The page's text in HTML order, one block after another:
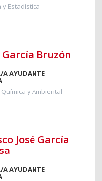
y Estadística
Bruzón
A AYUDANTE
y Ambiental
José García
A AYUDANTE